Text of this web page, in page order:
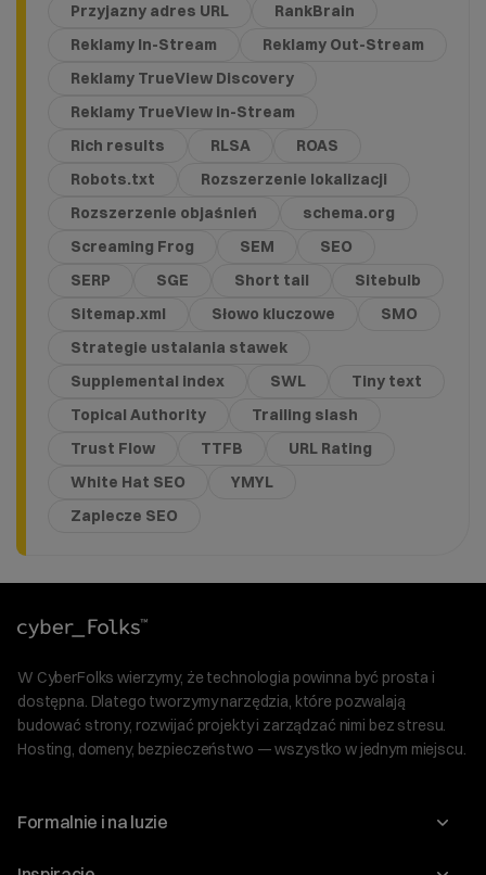
Przyjazny adres URL
RankBrain
Reklamy In-Stream
Reklamy Out-Stream
Reklamy TrueView Discovery
Reklamy TrueView in-Stream
Rich results
RLSA
ROAS
Robots.txt
Rozszerzenie lokalizacji
Rozszerzenie objaśnień
schema.org
Screaming Frog
SEM
SEO
SERP
SGE Short tail
Sitebulb
Sitemap.xml
Słowo kluczowe
SMO
Strategie ustalania stawek
Supplemental index
SWL
Tiny text
Topical Authority
Trailing slash
Trust Flow
TTFB
URL Rating
White Hat SEO
YMYL
Zaplecze SEO
W CyberFolks wierzymy, że technologia powinna być prosta i
dostępna. Dlatego tworzymy narzędzia, które pozwalają
budować strony, rozwijać projekty i zarządzać nimi bez stresu.
Hosting, domeny, bezpieczeństwo — wszystko w jednym miejscu.
Formalnie i na luzie
O nas